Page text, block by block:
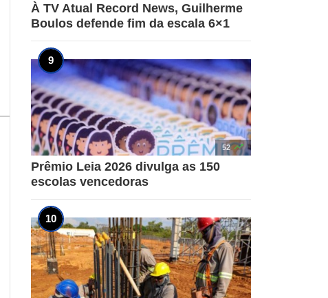
À TV Atual Record News, Guilherme
Boulos defende fim da escala 6×1
52 
Prêmio Leia 2026 divulga as 150
escolas vencedoras